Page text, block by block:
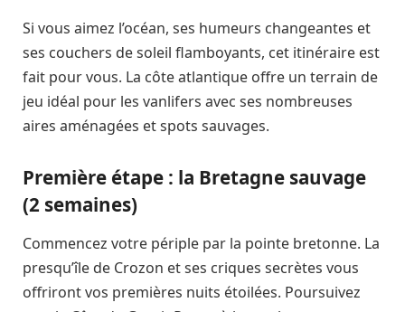
Si vous aimez l’océan, ses humeurs changeantes et
ses couchers de soleil flamboyants, cet itinéraire est
fait pour vous. La côte atlantique offre un terrain de
jeu idéal pour les vanlifers avec ses nombreuses
aires aménagées et spots sauvages.
Première étape : la Bretagne sauvage
(2 semaines)
Commencez votre périple par la pointe bretonne. La
presqu’île de Crozon et ses criques secrètes vous
offriront vos premières nuits étoilées. Poursuivez